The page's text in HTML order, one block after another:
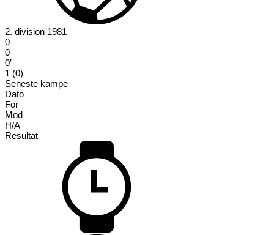
2. division 1981
0
0
0′
1 (0)
Seneste kampe
Dato
For
Mod
H/A
Resultat